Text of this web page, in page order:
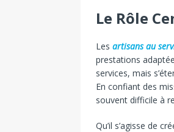
Le Rôle
Les artisans au
prestations
services, mais
En confiant des
souvent difficile à
Qu’il s’agisse de